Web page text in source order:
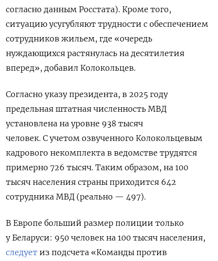
согласно данным Росстата). Кроме того,
ситуацию усугубляют трудности с обеспечением
сотрудников жильем, где «очередь
нуждающихся растянулась на десятилетия
вперед», добавил Колокольцев.
Согласно указу президента, в 2025 году
предельная штатная численность МВД
установлена на уровне 938 тысяч
человек. С учетом озвученного Колокольцевым
кадрового некомплекта в ведомстве трудятся
примерно 726 тысяч. Таким образом, на 100
тысяч населения страны приходится 642
сотрудника МВД (реально — 497).
В Европе больший размер полиции только
у Беларуси: 950 человек на 100 тысяч населения,
следует из подсчета «Команды против